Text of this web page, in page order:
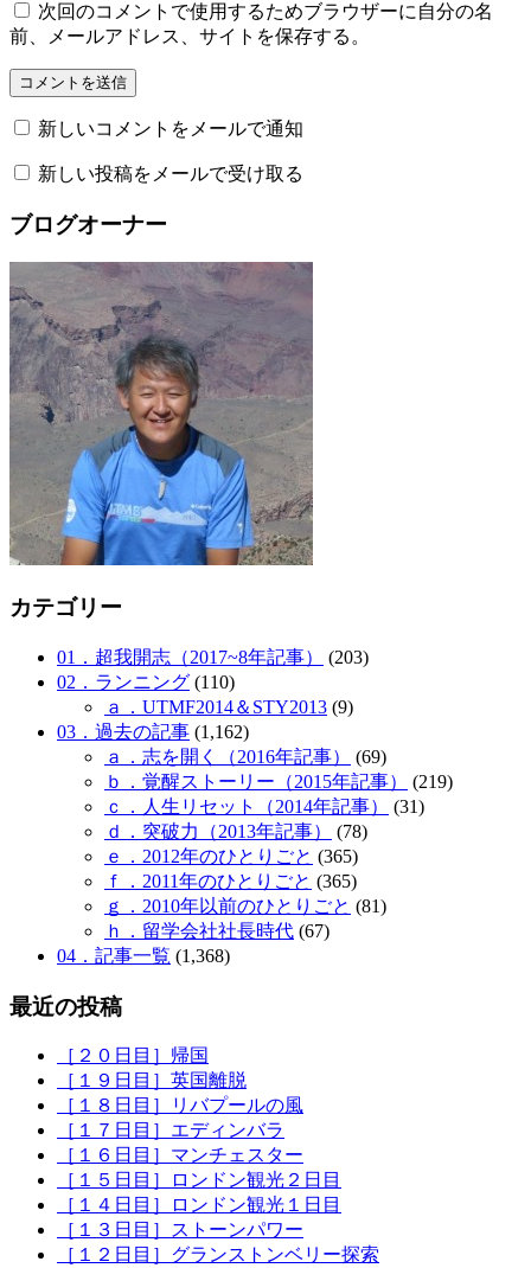
次回のコメントで使用するためブラウザーに自分の名
前、メールアドレス、サイトを保存する。
新しいコメントをメールで通知
新しい投稿をメールで受け取る
ブログオーナー
カテゴリー
01．超我開志（2017~8年記事）
(203)
02．ランニング (110)
ａ．UTMF2014＆STY2013 (9)
03．過去の記事 (1,162)
ａ．志を開く（2016年記事）
(69)
ｂ．覚醒ストーリー（2015年記事）
(219)
ｃ．人生リセット（2014年記事）
(31)
ｄ．突破力（2013年記事）
(78)
ｅ．2012年のひとりごと (365)
ｆ．2011年のひとりごと (365)
ｇ．2010年以前のひとりごと (81)
ｈ．留学会社社長時代 (67)
04．記事一覧 (1,368)
最近の投稿
［２０日目］帰国
［１９日目］英国離脱
［１８日目］リバプールの風
［１７日目］エディンバラ
［１６日目］マンチェスター
［１５日目］ロンドン観光２日目
［１４日目］ロンドン観光１日目
［１３日目］ストーンパワー
［１２日目］グランストンベリー探索